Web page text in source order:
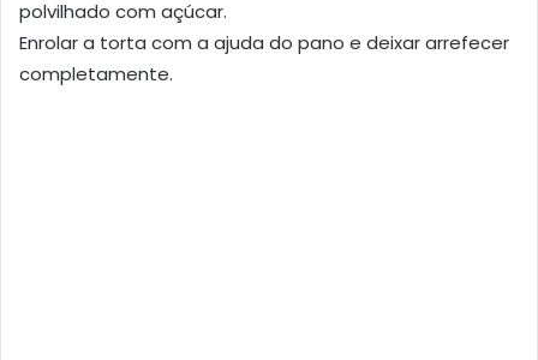
polvilhado com açúcar.
Enrolar a torta com a ajuda do pano e deixar arrefecer
completamente.